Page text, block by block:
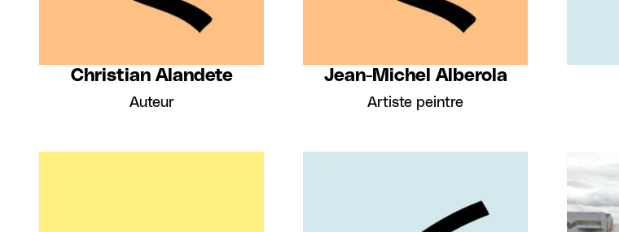
Christian Alandete
Auteur
Jean-Michel Alberola
Artiste peintre